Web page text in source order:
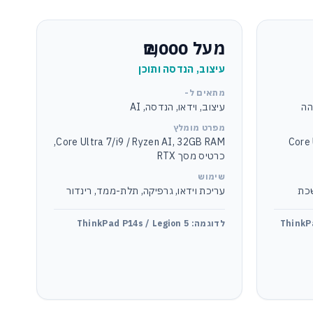
Core
מעל ₪7,000
עיצוב, הנדסה ותוכן
מתאים ל-
עיצוב, וידאו, הנדסה, AI
מפרט מומלץ
Core Ultra 7/i9 / Ryzen AI, 32GB RAM,
כרטיס מסך RTX
שימוש
עריכת וידאו, גרפיקה, תלת-ממד, רינדור
לדוגמה: ThinkPad P14s / Legion 5